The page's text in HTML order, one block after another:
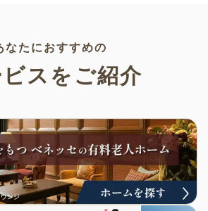
なたにおすすめの
スをご紹介